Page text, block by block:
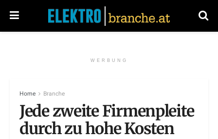
WERBUNG
Home Branche
Jede zweite Firmenpleite
durch zu hohe Kosten